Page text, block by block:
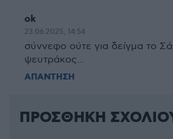
ok
23.06.2025, 14:54
σύννεφο ούτε για δείγμα το
ψευτράκος...
ΑΠΑΝΤΗΣΗ
ΠΡΟΣΘΗΚΗ